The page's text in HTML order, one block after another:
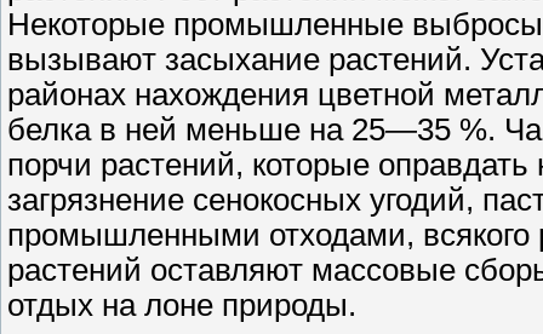
Некоторые промышленные
вызывают засыхание растений.
районах нахождения цветной
белка в ней меньше на 25—35 %.
порчи растений, которые
загрязнение сенокосных угодий,
промышленными отходами,
растений оставляют массовые
отдых на лоне природы.